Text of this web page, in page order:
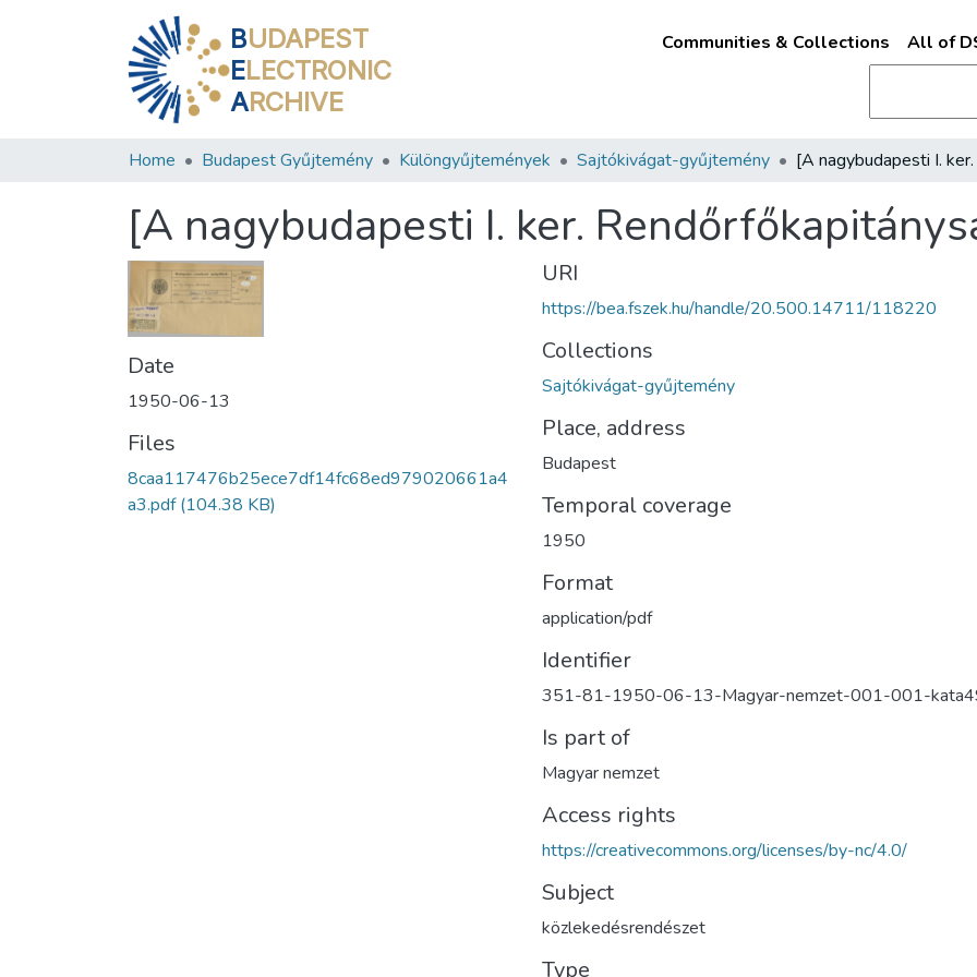
BUDAPEST
ELECTRONIC
ARCHIVE
Communities & Collections All of
Home Budapest Gyűjtemény Különgyűjtemények Sajtókivágat-gyűjtemény
[A nagybudapesti I. ker.
Date
1950-06-13
Files
8caa117476b25ece7df14fc68ed979020661a4
a3.pdf(104.38 KB)
URI
https://bea.fszek.hu/handle/20.500.14711/118220
Collections
Sajtókivágat-gyűjtemény
Place, address
Budapest
Temporal coverage
1950
Format
application/pdf
Identifier
351-81-1950-06-13-Magyar-nemzet-001-001-
Is part of
Magyar nemzet
Access rights
https://creativecommons.org/licenses/by-nc/4.0/
Subject
közlekedésrendészet
Type